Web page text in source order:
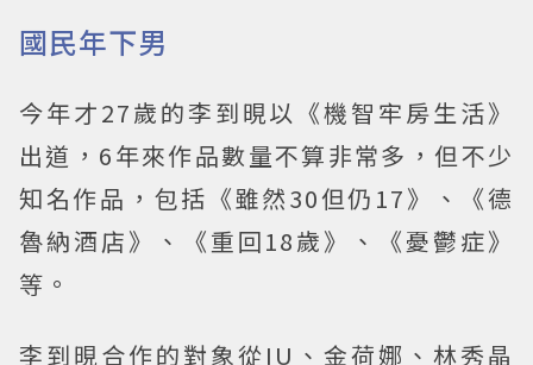
國民年下男
今年才27歲的李到晛以《機智牢房生活》
出道，6年來作品數量不算非常多，但不少
知名作品，包括《雖然30但仍17》、《德
魯納酒店》、《重回18歲》、《憂鬱症》
等。
李到晛合作的對象從IU、金荷娜、林秀晶